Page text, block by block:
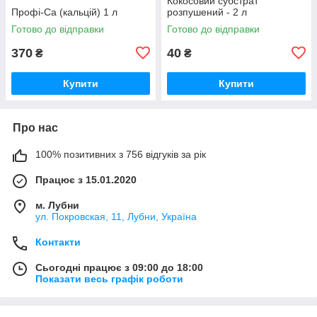
Профі-Са (кальцій) 1 л
Готово до відправки
370 ₴
Купити
розпушений - 2 л
Готово до відправки
40 ₴
Купити
Про нас
100% позитивних з 756 відгуків за рік
Працює з 15.01.2020
м. Лубни
ул. Покровская, 11, Лубни, Україна
Контакти
Сьогодні працює з 09:00 до 18:00
Показати весь графік роботи